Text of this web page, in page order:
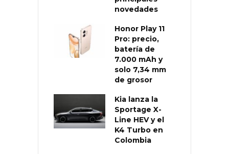
novedades
Honor Play 11
Pro: precio,
batería de
7.000 mAh y
solo 7,34 mm
de grosor
Kia lanza la
Sportage X-
Line HEV y el
K4 Turbo en
Colombia